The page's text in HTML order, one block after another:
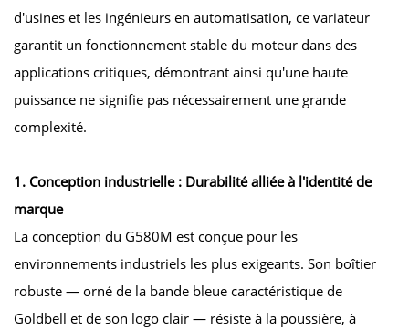
d'usines et les ingénieurs en automatisation, ce variateur
garantit un fonctionnement stable du moteur dans des
applications critiques, démontrant ainsi qu'une haute
puissance ne signifie pas nécessairement une grande
complexité.
1. Conception industrielle : Durabilité alliée à l'identité de
marque
La conception du G580M est conçue pour les
environnements industriels les plus exigeants. Son boîtier
robuste — orné de la bande bleue caractéristique de
Goldbell et de son logo clair — résiste à la poussière, à